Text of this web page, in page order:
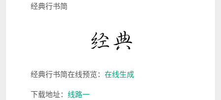
经典行书简
经典行书简在线预览：在线生成
下载地址： 线路一